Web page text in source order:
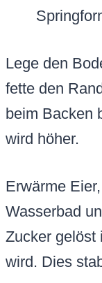
Lege den
fette den
beim Backen
wird höher.
Erwärme
Wasserbad
Zucker gelöst
wird. Dies